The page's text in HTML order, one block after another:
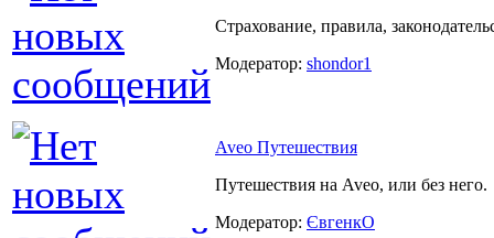
Страхование, правила,
Модератор: shondor1
Aveo Путешествия
Путешествия на Aveo, или без него.
Модератор: ЄвгенкО